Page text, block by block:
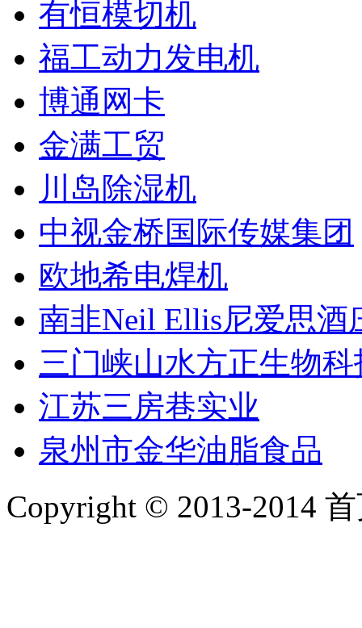
有恒模切机
福工动力发电机
博通网卡
金满工贸
川岛除湿机
中视金桥国际传媒集团
欧地希电焊机
南非Neil Ellis尼爱思酒
三门峡山水方正生物科
江苏三房巷实业
泉州市金华油脂食品
Copyright © 2013-2014